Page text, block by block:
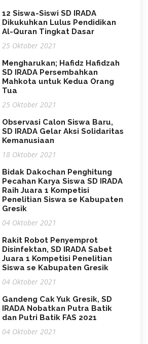
12 Siswa-Siswi SD IRADA
Dikukuhkan Lulus Pendidikan
Al-Quran Tingkat Dasar
25 Oktober 2021
Mengharukan; Hafidz Hafidzah
SD IRADA Persembahkan
Mahkota untuk Kedua Orang
Tua
25 Oktober 2021
Observasi Calon Siswa Baru,
SD IRADA Gelar Aksi Solidaritas
Kemanusiaan
18 Oktober 2021
Bidak Dakochan Penghitung
Pecahan Karya Siswa SD IRADA
Raih Juara 1 Kompetisi
Penelitian Siswa se Kabupaten
Gresik
04 Oktober 2021
Rakit Robot Penyemprot
Disinfektan, SD IRADA Sabet
Juara 1 Kompetisi Penelitian
Siswa se Kabupaten Gresik
04 Oktober 2021
Gandeng Cak Yuk Gresik, SD
IRADA Nobatkan Putra Batik
dan Putri Batik FAS 2021
04 Oktober 2021